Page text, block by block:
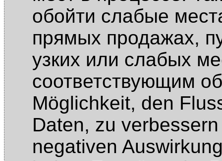
обойти слабые
прямых продажах,
узких или слабых
соответствующим
Möglichkeit, den
Daten, zu
negativen